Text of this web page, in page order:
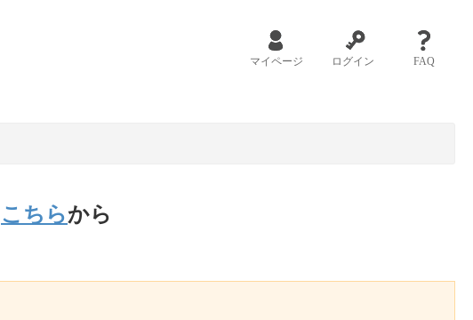
マイページ ログイン FAQ
こちらから